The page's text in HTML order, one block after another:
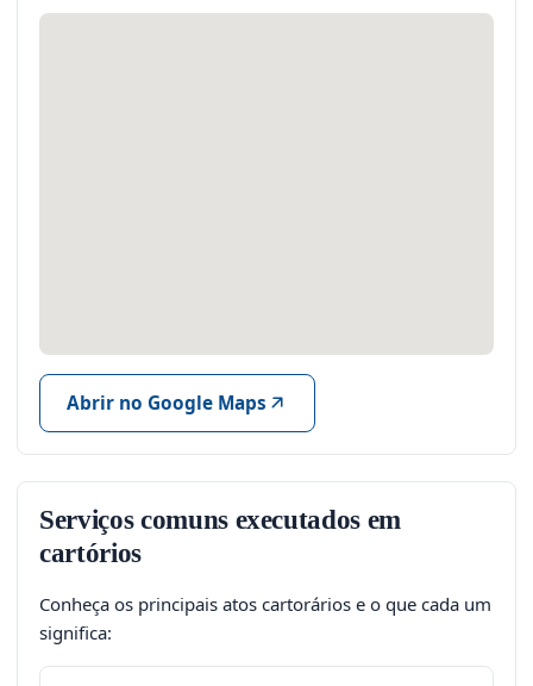
Abrir no Google Maps
Serviços comuns executados em
cartórios
Conheça os principais atos cartorários e o que cada um
significa: